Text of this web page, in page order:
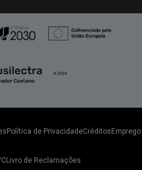
Política de PrivacidadeCréditos Emprego
Livro de Reclamações